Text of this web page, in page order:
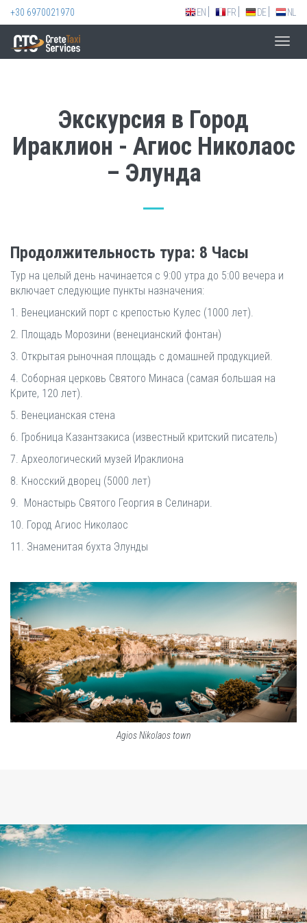
+30 6970021970 EN FR DE NL
Экскурсия в Город
Ираклион - Агиос Николаос
– Элунда
Продолжительность тура: 8 Часы
Тур на целый день начинается с 9:00 утра до 5:00 вечера и
включает следующие пункты назначения:
1. Венецианский порт с крепостью Кулес (1000 лет).
2. Площадь Морозини (венецианский фонтан)
3. Открытая рыночная площадь с домашней продукцией.
4. Соборная церковь Святого Минаса (самая большая на
Крите, 120 лет).
5. Венецианская стена
6. Гробница Казантзакиса (известный критский писатель)
7. Археологический музей Ираклиона
8. Кносский дворец (5000 лет)
9. Монастырь Святого Георгия в Селинари.
10. Город Агиос Николаос
11. Знаменитая бухта Элунды
Agios Nikolaos town